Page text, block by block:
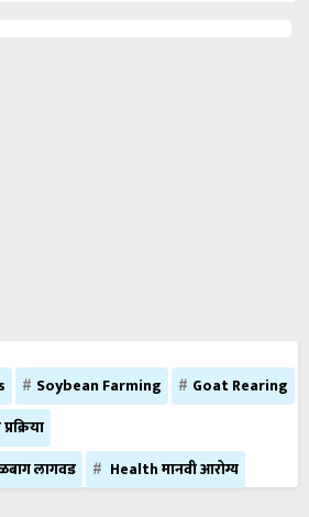
Soybean Farming
Goat Rearing
लागवड
Health मानवी आरोग्य